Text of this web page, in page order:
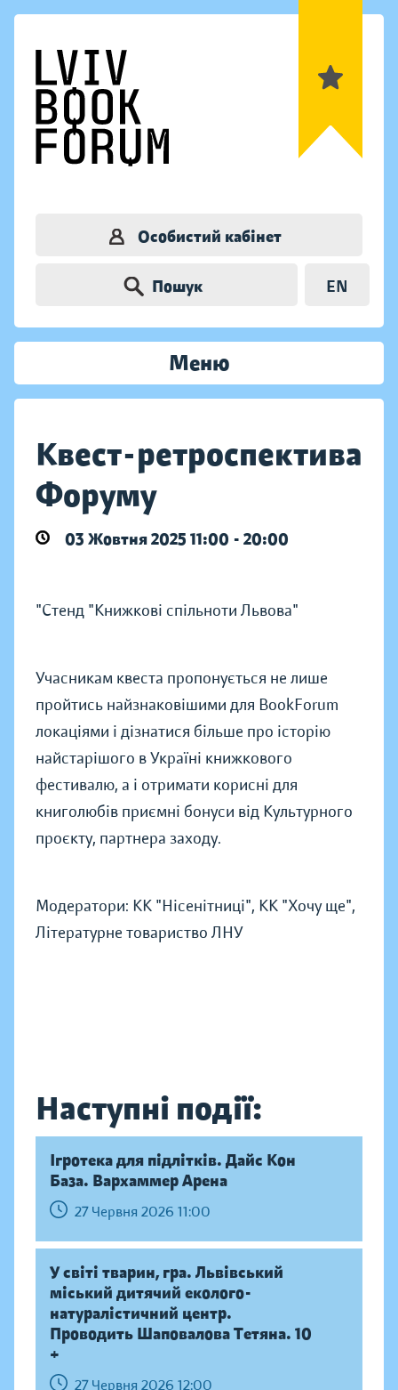
Особистий кабінет
Пошук EN
Меню
Квест-ретроспектива
Форуму
03 Жовтня 2025 11:00 - 20:00
"Стенд "Книжкові спільноти Львова"
Учасникам квеста пропонується не лише
пройтись найзнаковішими для BookForum
локаціями і дізнатися більше про історію
найстарішого в Україні книжкового
фестивалю, а і отримати корисні для
книголюбів приємні бонуси від Культурного
проєкту, партнера заходу.
Модератори: КК "Нісенітниці", КК "Хочу ще",
Літературне товариство ЛНУ
Наступні події:
Ігротека для підлітків. Дайс Кон
База. Вархаммер Арена
27 Червня 2026 11:00
У світі тварин, гра. Львівський
міський дитячий еколого-
натуралістичний центр.
Проводить Шаповалова Тетяна. 10
+
27 Червня 2026 12:00